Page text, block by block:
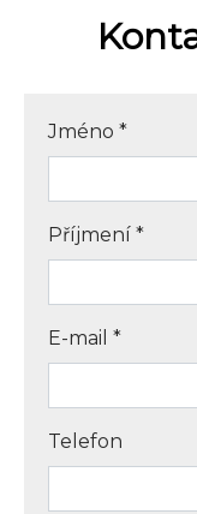
Jméno *
Příjmení *
E-mail *
Telefon